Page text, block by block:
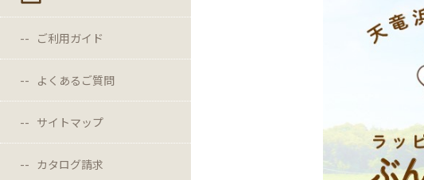
ご利用ガイド
よくあるご質問
サイトマップ
カタログ請求